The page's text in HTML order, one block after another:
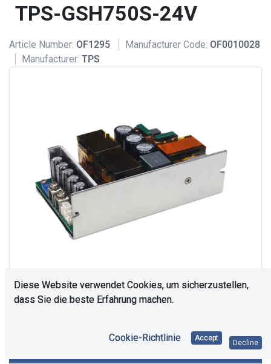
TPS-GSH750S-24V
Article Number: OF1295 Manufacturer Code: OF0010028
Manufacturer: TPS
Es bedarf einer Rücksprache. Bitte kontaktieren Sie
Diese Website verwendet Cookies, um sicherzustellen,
dass Sie die beste Erfahrung machen.
Cookie-Richtlinie Accept
Decline